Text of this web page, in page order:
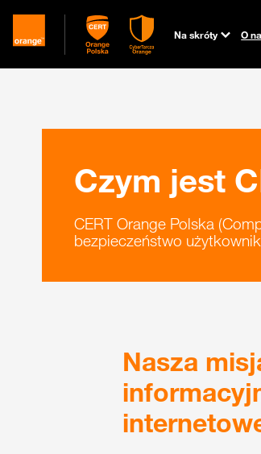
Na skróty O
Czym jest
CERT Orange Polska
bezpieczeństwo
Nasza